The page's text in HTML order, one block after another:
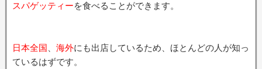
スパゲッティーを食べることができます。
日本全国 海外にも出店しているため、ほとんどの人が知っ
ているはずです。